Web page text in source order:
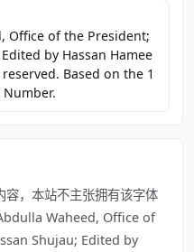
Office of the President;
by Hassan Hamee
Based on the 1
容，本站不主张拥有该字体
Waheed, Office of
Shujau; Edited by